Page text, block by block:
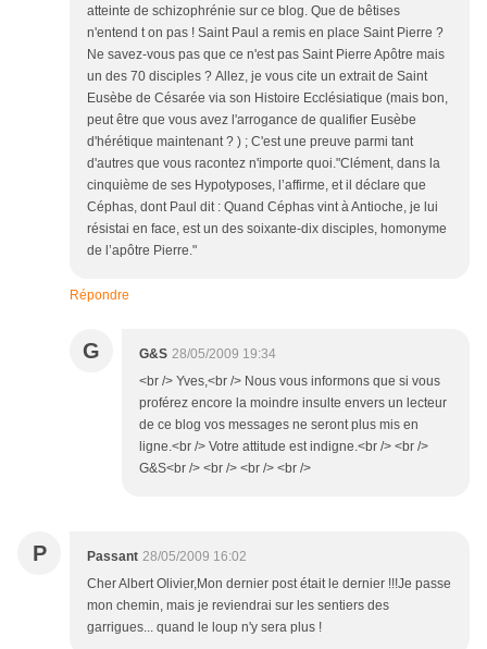
atteinte de schizophrénie sur ce blog. Que de bêtises
n'entend t on pas ! Saint Paul a remis en place Saint Pierre ?
Ne savez-vous pas que ce n'est pas Saint Pierre Apôtre mais
un des 70 disciples ? Allez, je vous cite un extrait de Saint
Eusèbe de Césarée via son Histoire Ecclésiatique (mais bon,
peut être que vous avez l'arrogance de qualifier Eusèbe
d'hérétique maintenant ? ) ; C'est une preuve parmi tant
d'autres que vous racontez n'importe quoi."Clément, dans la
cinquième de ses Hypotyposes, l’affirme, et il déclare que
Céphas, dont Paul dit : Quand Céphas vint à Antioche, je lui
résistai en face, est un des soixante-dix disciples, homonyme
de l’apôtre Pierre."
Répondre
G G&S 28/05/2009 19:34
<br /> Yves,<br /> Nous vous informons que si vous
proférez encore la moindre insulte envers un lecteur
de ce blog vos messages ne seront plus mis en
ligne.<br /> Votre attitude est indigne.<br /> <br />
G&S<br /> <br /> <br /> <br />
P Passant 28/05/2009 16:02
Cher Albert Olivier,Mon dernier post était le dernier !!!Je passe
mon chemin, mais je reviendrai sur les sentiers des
garrigues... quand le loup n'y sera plus !